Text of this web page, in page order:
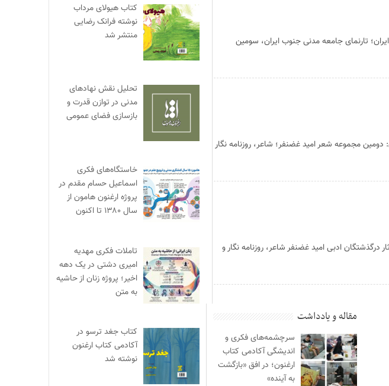
تارنمای جامعه مدنی جنوب ایران، سومین
مجموعه شعر امید غضنفر؛ شاعر، روزنامه نگار
ادبی امید غضنفر شاعر، روزنامه نگار و
کتاب هیولای مرداب
نوشته فرانک رضایی
منتشر شد
تحلیل نقش نهادهای
مدنی در توازن قدرت و
بازسازی فضای عمومی
خاستگاه‌های فکری
اسماعیل حسام مقدم در
پروژه ارغنون هامون از
سال ۱۳۸۰ تا اکنون
تاملات فکری مهدیه
امیری دشتی در یک دهه
اخیر؛ پروژه زنان از حاشیه
به متن
کتاب جغد ترسو در
آکادمی کتاب ارغنون
نوشته شد
مقاله و یادداشت
سرچشمه‌های فکری و
اندیشگی آکادمی کتاب
ارغنون؛ در افق «بازگشت
به آینده»